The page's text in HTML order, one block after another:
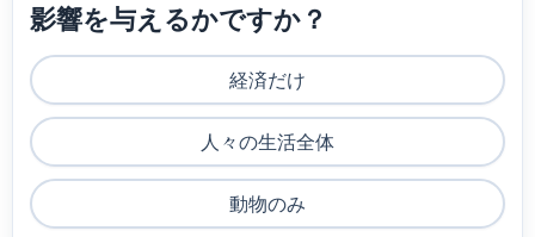
影響を与えるかですか？
経済だけ
人々の生活全体
動物のみ